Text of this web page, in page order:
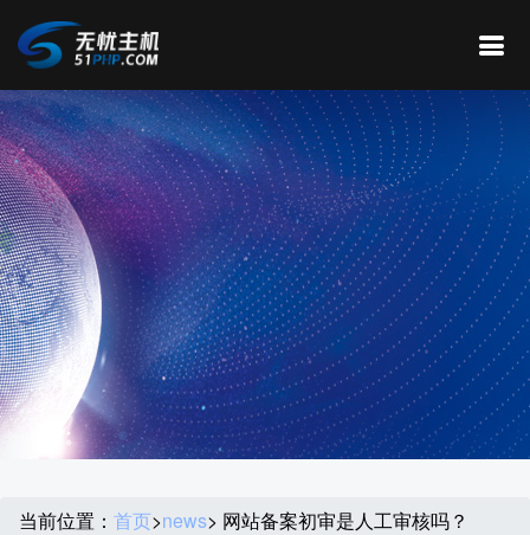
当前位置： 首页>news> 网站备案初审是人工审核吗？